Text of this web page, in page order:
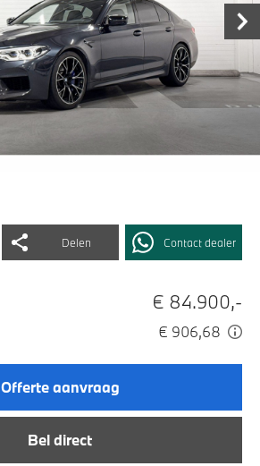
Delen Contact dealer
€ 84.900,-
€ 906,68
Offerte aanvraag
Bel direct